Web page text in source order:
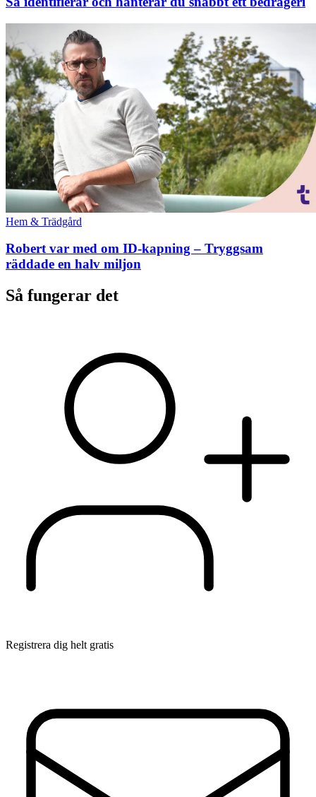
Hem & Trädgård
Robert var med om ID-kapning – Tryggsam
räddade en halv miljon
Så fungerar det
Registrera dig helt gratis